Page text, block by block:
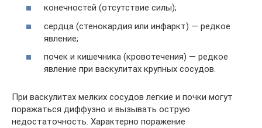
конечностей (отсутствие силы);
сердца (стенокардия или инфаркт) — редкое
явление;
почек и кишечника (кровотечения) — редкое
явление при васкулитах крупных сосудов.
При васкулитах мелких сосудов легкие и почки могут
поражаться диффузно и вызывать острую
недостаточность. Характерно поражение